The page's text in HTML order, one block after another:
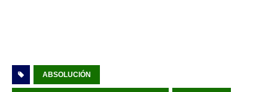
ABSOLUCIÓN